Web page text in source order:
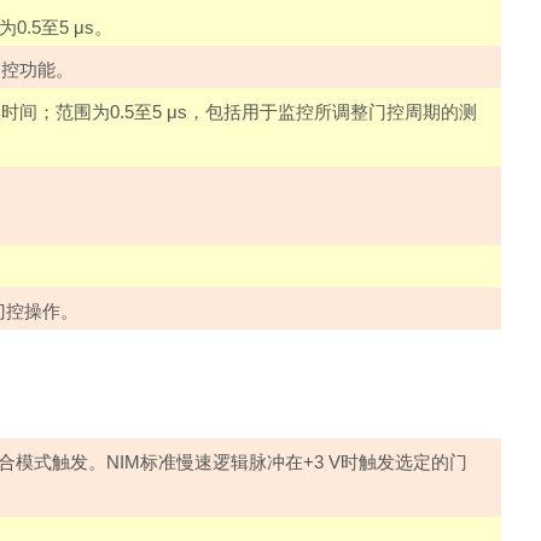
0.5至5 μs。
功能。
间；范围为0.5至5 μs ，包括用于监控所调整门控周期的测
控操作。
模式触发。 NIM标准慢速逻辑脉冲在+3 V时触发选定的门